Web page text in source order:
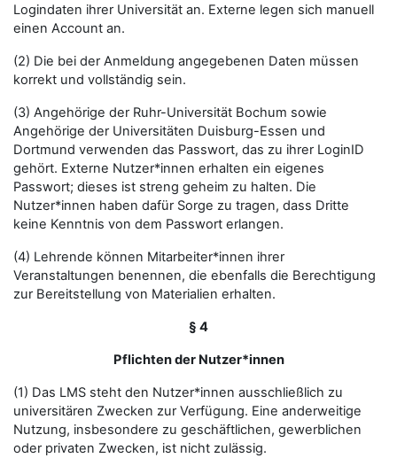
Logindaten ihrer Universität an. Externe legen sich manuell
einen Account an.
(2) Die bei der Anmeldung angegebenen Daten müssen
korrekt und vollständig sein.
(3) Angehörige der Ruhr-Universität Bochum sowie
Angehörige der Universitäten Duisburg-Essen und
Dortmund verwenden das Passwort, das zu ihrer LoginID
gehört. Externe Nutzer*innen erhalten ein eigenes
Passwort; dieses ist streng geheim zu halten. Die
Nutzer*innen haben dafür Sorge zu tragen, dass Dritte
keine Kenntnis von dem Passwort erlangen.
(4) Lehrende können Mitarbeiter*innen ihrer
Veranstaltungen benennen, die ebenfalls die Berechtigung
zur Bereitstellung von Materialien erhalten.
§ 4
Pflichten der Nutzer*innen
(1) Das LMS steht den Nutzer*innen ausschließlich zu
universitären Zwecken zur Verfügung. Eine anderweitige
Nutzung, insbesondere zu geschäftlichen, gewerblichen
oder privaten Zwecken, ist nicht zulässig.